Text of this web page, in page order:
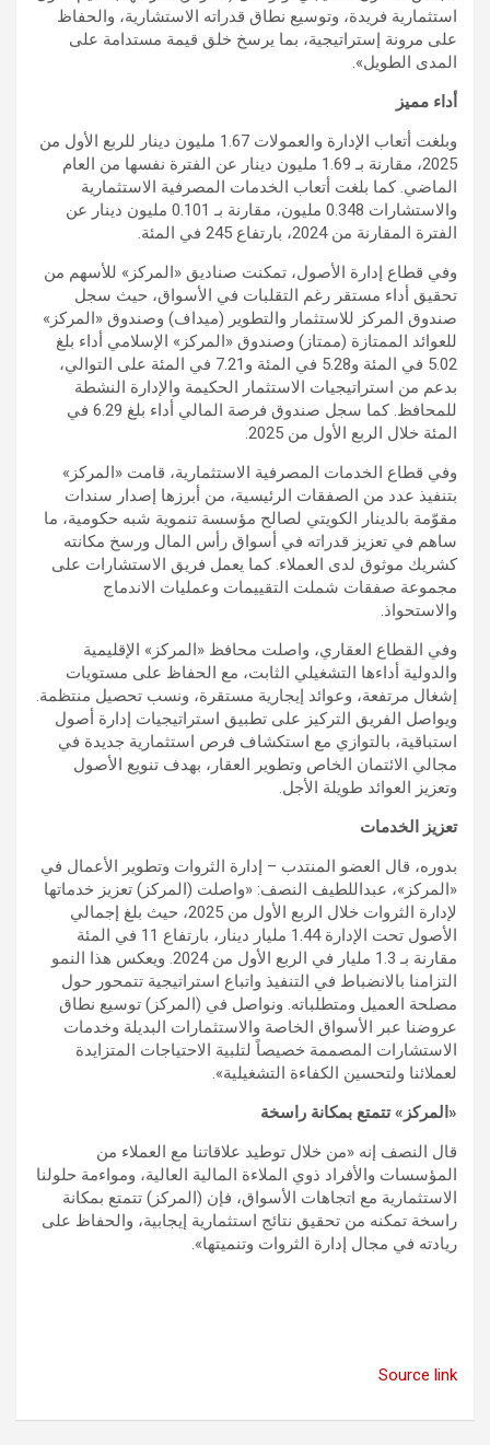
استثمارية فريدة، وتوسيع نطاق قدراته الاستشارية، والحفاظ
على مرونة إستراتيجية، بما يرسخ خلق قيمة مستدامة على
المدى الطويل».
أداء مميز
وبلغت أتعاب الإدارة والعمولات 1.67 مليون دينار للربع الأول من
2025، مقارنة بـ 1.69 مليون دينار عن الفترة نفسها من العام
الماضي. كما بلغت أتعاب الخدمات المصرفية الاستثمارية
والاستشارات 0.348 مليون، مقارنة بـ 0.101 مليون دينار عن
الفترة المقارنة من 2024، بارتفاع 245 في المئة.
وفي قطاع إدارة الأصول، تمكنت صناديق «المركز» للأسهم من
تحقيق أداء مستقر رغم التقلبات في الأسواق، حيث سجل
صندوق المركز للاستثمار والتطوير (ميداف) وصندوق «المركز»
للعوائد الممتازة (ممتاز) وصندوق «المركز» الإسلامي أداء بلغ
5.02 في المئة و5.28 في المئة و7.21 في المئة على التوالي،
بدعم من استراتيجيات الاستثمار الحكيمة والإدارة النشطة
للمحافظ. كما سجل صندوق فرصة المالي أداء بلغ 6.29 في
المئة خلال الربع الأول من 2025.
وفي قطاع الخدمات المصرفية الاستثمارية، قامت «المركز»
بتنفيذ عدد من الصفقات الرئيسية، من أبرزها إصدار سندات
مقوّمة بالدينار الكويتي لصالح مؤسسة تنموية شبه حكومية، ما
ساهم في تعزيز قدراته في أسواق رأس المال ورسخ مكانته
كشريك موثوق لدى العملاء. كما يعمل فريق الاستشارات على
مجموعة صفقات شملت التقييمات وعمليات الاندماج
والاستحواذ.
وفي القطاع العقاري، واصلت محافظ «المركز» الإقليمية
والدولية أداءها التشغيلي الثابت، مع الحفاظ على مستويات
إشغال مرتفعة، وعوائد إيجارية مستقرة، ونسب تحصيل منتظمة.
ويواصل الفريق التركيز على تطبيق استراتيجيات إدارة أصول
استباقية، بالتوازي مع استكشاف فرص استثمارية جديدة في
مجالي الائتمان الخاص وتطوير العقار، بهدف تنويع الأصول
وتعزيز العوائد طويلة الأجل.
تعزيز الخدمات
بدوره، قال العضو المنتدب – إدارة الثروات وتطوير الأعمال في
«المركز»، عبداللطيف النصف: «واصلت (المركز) تعزيز خدماتها
لإدارة الثروات خلال الربع الأول من 2025، حيث بلغ إجمالي
الأصول تحت الإدارة 1.44 مليار دينار، بارتفاع 11 في المئة
مقارنة بـ 1.3 مليار في الربع الأول من 2024. ويعكس هذا النمو
التزامنا بالانضباط في التنفيذ واتباع استراتيجية تتمحور حول
مصلحة العميل ومتطلباته. ونواصل في (المركز) توسيع نطاق
عروضنا عبر الأسواق الخاصة والاستثمارات البديلة وخدمات
الاستشارات المصممة خصيصاً لتلبية الاحتياجات المتزايدة
لعملائنا ولتحسين الكفاءة التشغيلية».
«المركز» تتمتع بمكانة راسخة
قال النصف إنه «من خلال توطيد علاقاتنا مع العملاء من
المؤسسات والأفراد ذوي الملاءة المالية العالية، ومواءمة حلولنا
الاستثمارية مع اتجاهات الأسواق، فإن (المركز) تتمتع بمكانة
راسخة تمكنه من تحقيق نتائج استثمارية إيجابية، والحفاظ على
ريادته في مجال إدارة الثروات وتنميتها».
Source link